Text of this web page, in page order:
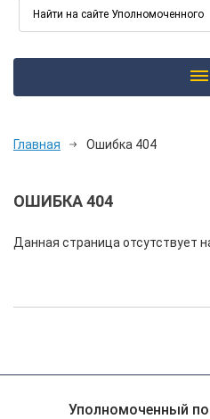
Главная Ошибка 404
ОШИБКА 404
Данная страница отсутствует
Уполномоченный